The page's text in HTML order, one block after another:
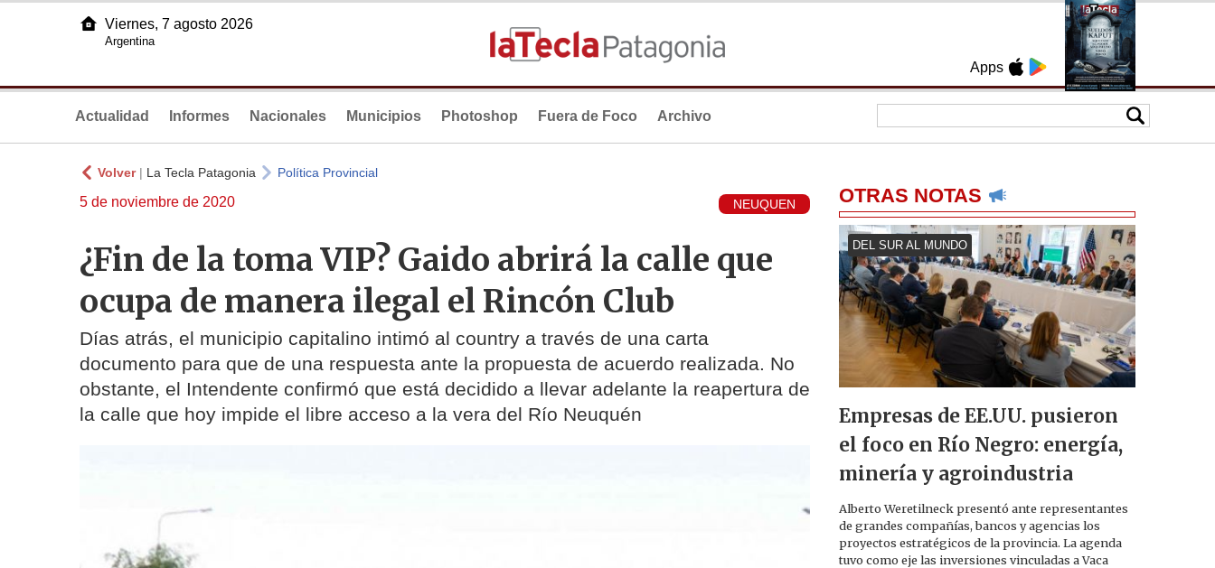
Apps
Viernes, 7 agosto 2026
Argentina
Actualidad Informes Nacionales Municipios Photoshop Fuera de Foco Archivo
Volver| La Tecla Patagonia Política Provincial
5 de noviembre de 2020 NEUQUEN
¿Fin de la toma VIP? Gaido abrirá la calle que
ocupa de manera ilegal el Rincón Club
Días atrás, el municipio capitalino intimó al country a través de una carta
documento para que de una respuesta ante la propuesta de acuerdo realizada. No
obstante, el Intendente confirmó que está decidido a llevar adelante la reapertura de
la calle que hoy impide el libre acceso a la vera del Río Neuquén
OTRAS NOTAS
DEL SUR AL MUNDO
Empresas de EE.UU. pusieron
el foco en Río Negro: energía,
minería y agroindustria
Alberto Weretilneck presentó ante representantes
de grandes compañías, bancos y agencias los
proyectos estratégicos de la provincia. La agenda
tuvo como eje las inversiones vinculadas a Vaca